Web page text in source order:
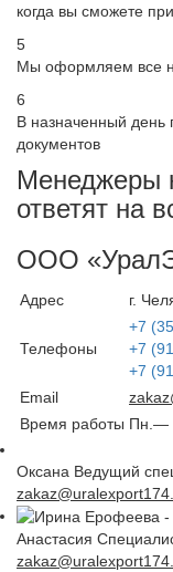
когда вы сможете
5
Мы оформляем все
6
В назначенный день
документов
Менеджеры
ответят на
ООО
Адрес г.
Телефоны
+7
+7
+7
Email
Время работы Пн.—
Оксана Ведущий
Анастасия